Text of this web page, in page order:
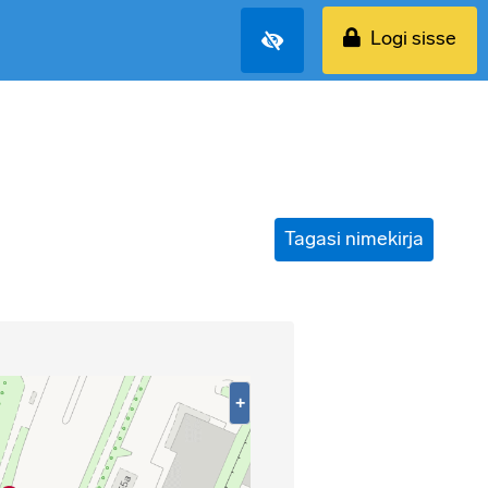
Logi sisse
Tagasi nimekirja
+